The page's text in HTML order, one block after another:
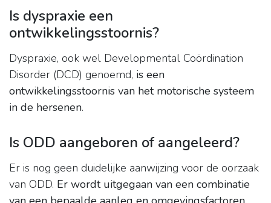
Is dyspraxie een
ontwikkelingsstoornis?
Dyspraxie, ook wel Developmental Coördination
Disorder (DCD) genoemd, is een
ontwikkelingsstoornis van het motorische systeem
in de hersenen.
Is ODD aangeboren of aangeleerd?
Er is nog geen duidelijke aanwijzing voor de oorzaak
van ODD. Er wordt uitgegaan van een combinatie